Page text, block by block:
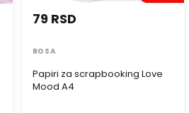
Papiri za scrapbooking Love
Mood A4
79 RSD
ROSA